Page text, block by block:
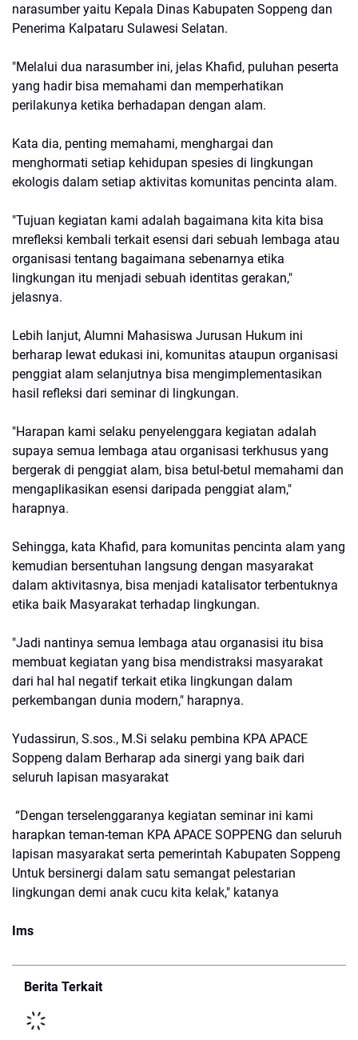
narasumber yaitu Kepala Dinas Kabupaten Soppeng dan
Penerima Kalpataru Sulawesi Selatan.
"Melalui dua narasumber ini, jelas Khafid, puluhan peserta
yang hadir bisa memahami dan memperhatikan
perilakunya ketika berhadapan dengan alam.
Kata dia, penting memahami, menghargai dan
menghormati setiap kehidupan spesies di lingkungan
ekologis dalam setiap aktivitas komunitas pencinta alam.
"Tujuan kegiatan kami adalah bagaimana kita kita bisa
mrefleksi kembali terkait esensi dari sebuah lembaga atau
organisasi tentang bagaimana sebenarnya etika
lingkungan itu menjadi sebuah identitas gerakan,"
jelasnya.
Lebih lanjut, Alumni Mahasiswa Jurusan Hukum ini
berharap lewat edukasi ini, komunitas ataupun organisasi
penggiat alam selanjutnya bisa mengimplementasikan
hasil refleksi dari seminar di lingkungan.
"Harapan kami selaku penyelenggara kegiatan adalah
supaya semua lembaga atau organisasi terkhusus yang
bergerak di penggiat alam, bisa betul-betul memahami dan
mengaplikasikan esensi daripada penggiat alam,"
harapnya.
Sehingga, kata Khafid, para komunitas pencinta alam yang
kemudian bersentuhan langsung dengan masyarakat
dalam aktivitasnya, bisa menjadi katalisator terbentuknya
etika baik Masyarakat terhadap lingkungan.
"Jadi nantinya semua lembaga atau organasisi itu bisa
membuat kegiatan yang bisa mendistraksi masyarakat
dari hal hal negatif terkait etika lingkungan dalam
perkembangan dunia modern," harapnya.
Yudassirun, S.sos., M.Si selaku pembina KPA APACE
Soppeng dalam Berharap ada sinergi yang baik dari
seluruh lapisan masyarakat
“Dengan terselenggaranya kegiatan seminar ini kami
harapkan teman-teman KPA APACE SOPPENG dan seluruh
lapisan masyarakat serta pemerintah Kabupaten Soppeng
Untuk bersinergi dalam satu semangat pelestarian
lingkungan demi anak cucu kita kelak," katanya
Ims
Berita Terkait